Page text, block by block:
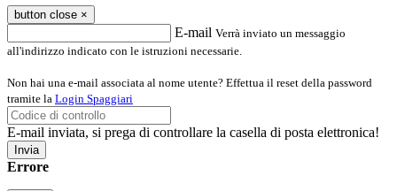
button close ×
E-mail Verrà inviato un messaggio
all'indirizzo indicato con le istruzioni necessarie.
Non hai una e-mail associata al nome utente? Effettua il reset della password
tramite la Login Spaggiari
E-mail inviata, si prega di controllare la casella di posta elettronica!
Errore